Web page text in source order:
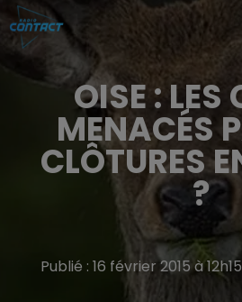
OISE : LES
MENACÉS
CLÔTURES
?
Publié : 16 février 2015 à